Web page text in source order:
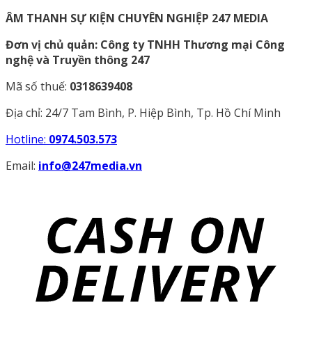
ÂM THANH SỰ KIỆN CHUYÊN NGHIỆP 247 MEDIA
Đơn vị chủ quản: Công ty TNHH Thương mại Công
nghệ và Truyền thông 247
Mã số thuế: 0318639408
Địa chỉ: 24/7 Tam Bình, P. Hiệp Bình, Tp. Hồ Chí Minh
Hotline: 0974.503.573
Email: info@247media.vn